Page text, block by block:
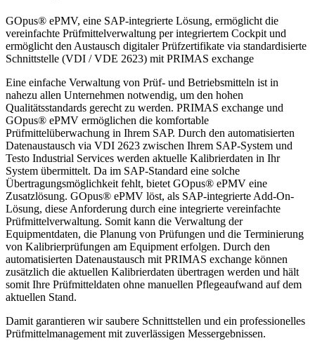
GOpus® ePMV, eine SAP-integrierte Lösung, ermöglicht die
vereinfachte Prüfmittelverwaltung per integriertem Cockpit und
ermöglicht den Austausch digitaler Prüfzertifikate via standardisierte
Schnittstelle (VDI / VDE 2623) mit PRIMAS exchange
Eine einfache Verwaltung von Prüf- und Betriebsmitteln ist in
nahezu allen Unternehmen notwendig, um den hohen
Qualitätsstandards gerecht zu werden. PRIMAS exchange und
GOpus® ePMV ermöglichen die komfortable
Prüfmittelüberwachung in Ihrem SAP. Durch den automatisierten
Datenaustausch via VDI 2623 zwischen Ihrem SAP-System und
Testo Industrial Services werden aktuelle Kalibrierdaten in Ihr
System übermittelt. Da im SAP-Standard eine solche
Übertragungsmöglichkeit fehlt, bietet GOpus® ePMV eine
Zusatzlösung. GOpus® ePMV löst, als SAP-integrierte Add-On-
Lösung, diese Anforderung durch eine integrierte vereinfachte
Prüfmittelverwaltung. Somit kann die Verwaltung der
Equipmentdaten, die Planung von Prüfungen und die Terminierung
von Kalibrierprüfungen am Equipment erfolgen. Durch den
automatisierten Datenaustausch mit PRIMAS exchange können
zusätzlich die aktuellen Kalibrierdaten übertragen werden und hält
somit Ihre Prüfmitteldaten ohne manuellen Pflegeaufwand auf dem
aktuellen Stand.
Damit garantieren wir saubere Schnittstellen und ein professionelles
Prüfmittelmanagement mit zuverlässigen Messergebnissen.